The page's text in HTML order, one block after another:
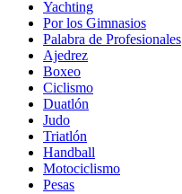
Yachting
Por los Gimnasios
Palabra de Profesionales
Ajedrez
Boxeo
Ciclismo
Duatlón
Judo
Triatlón
Handball
Motociclismo
Pesas